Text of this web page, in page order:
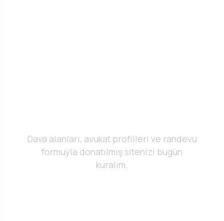
Dava alanları, avukat profilleri ve randevu
formuyla donatılmış sitenizi bugün
kuralım.